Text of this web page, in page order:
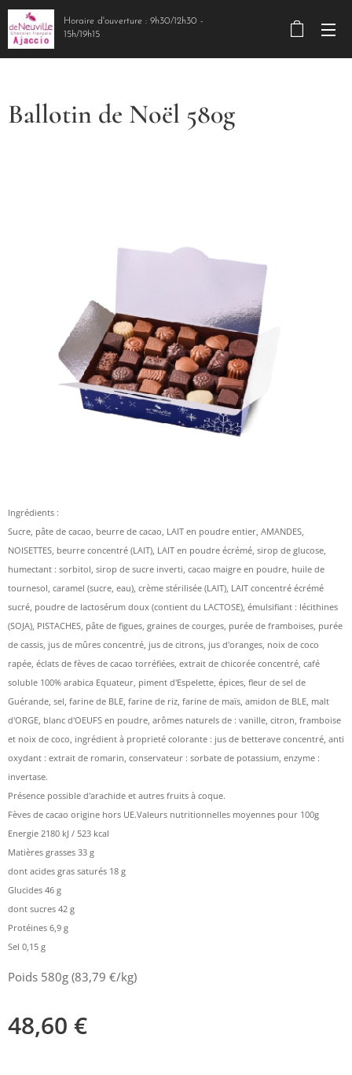
Horaire d'ouverture : 9h30/12h30 -
15h/19h15
Ballotin de Noël 580g
Ingrédients :
Sucre, pâte de cacao, beurre de cacao, LAIT en poudre entier, AMANDES,
NOISETTES, beurre concentré (LAIT), LAIT en poudre écrémé, sirop de glucose,
humectant : sorbitol, sirop de sucre inverti, cacao maigre en poudre, huile de
tournesol, caramel (sucre, eau), crème stérilisée (LAIT), LAIT concentré écrémé
sucré, poudre de lactosérum doux (contient du LACTOSE), émulsifiant : lécithines
(SOJA), PISTACHES, pâte de figues, graines de courges, purée de framboises, purée
de cassis, jus de mûres concentré, jus de citrons, jus d'oranges, noix de coco
rapée, éclats de fèves de cacao torréfiées, extrait de chicorée concentré, café
soluble 100% arabica Equateur, piment d'Espelette, épices, fleur de sel de
Guérande, sel, farine de BLE, farine de riz, farine de maïs, amidon de BLE, malt
d'ORGE, blanc d'OEUFS en poudre, arômes naturels de : vanille, citron, framboise
et noix de coco, ingrédient à proprieté colorante : jus de betterave concentré, anti
oxydant : extrait de romarin, conservateur : sorbate de potassium, enzyme :
invertase.
Présence possible d'arachide et autres fruits à coque.
Fèves de cacao origine hors UE.Valeurs nutritionnelles moyennes pour 100g
Energie 2180 kJ / 523 kcal
Matières grasses 33 g
dont acides gras saturés 18 g
Glucides 46 g
dont sucres 42 g
Protéines 6,9 g
Sel 0,15 g
Poids 580g (83,79 €/kg)
48,60 €